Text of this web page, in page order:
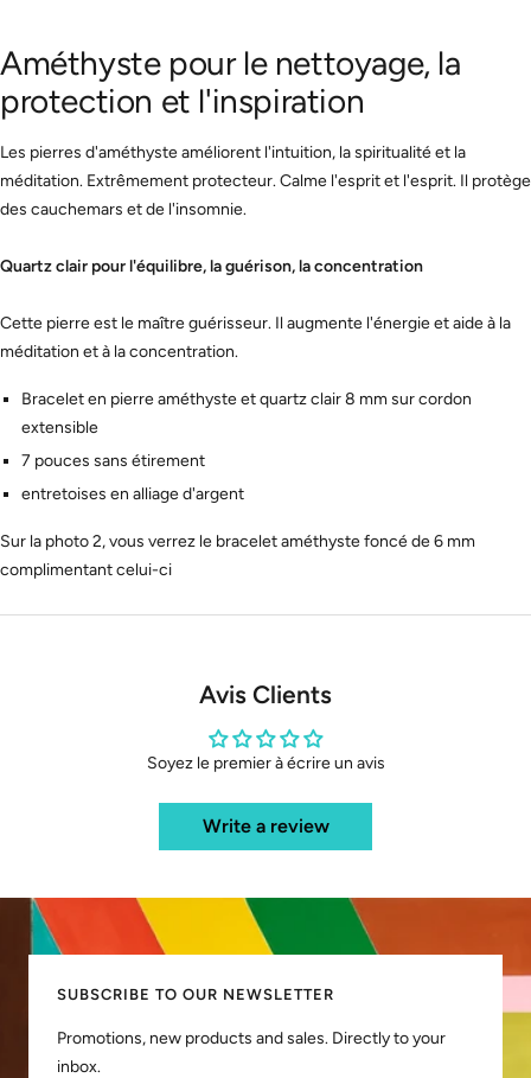
Améthyste pour le nettoyage, la
protection et l'inspiration
Les pierres d'améthyste améliorent l'intuition, la spiritualité et la
méditation. Extrêmement protecteur. Calme l'esprit et l'esprit. Il protège
des cauchemars et de l'insomnie.
Quartz clair pour l'équilibre, la guérison, la concentration
Cette pierre est le maître guérisseur. Il augmente l'énergie et aide à la
méditation et à la concentration.
Bracelet en pierre améthyste et quartz clair 8 mm sur cordon
extensible
7 pouces sans étirement
entretoises en alliage d'argent
Sur la photo 2, vous verrez le bracelet améthyste foncé de 6 mm
complimentant celui-ci
Avis Clients
Soyez le premier à écrire un avis
Write a review
SUBSCRIBE TO OUR NEWSLETTER
Promotions, new products and sales. Directly to your
inbox.